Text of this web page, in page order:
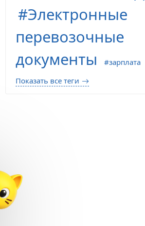
Электронные
перевозочные
документы
зарплата
Показать все теги